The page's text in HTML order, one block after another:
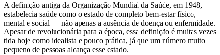
A definição antiga da Organização Mundial da Saúde, em 1948,
estabelecia saúde como o estado de completo bem-estar físico,
mental e social — não apenas a ausência de doença ou enfermidade.
Apesar de revolucionária para a época, essa definição é muitas vezes
tida hoje como idealista e pouco prática, já que um número muito
pequeno de pessoas alcança esse estado.